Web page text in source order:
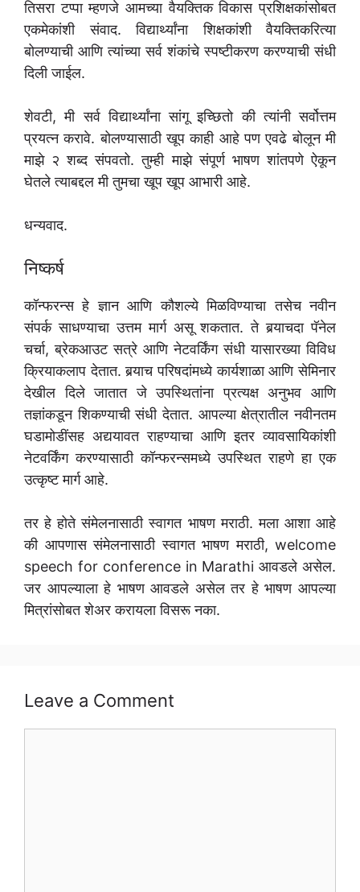
तिसरा टप्पा म्हणजे आमच्या वैयक्तिक विकास प्रशिक्षकांसोबत
एकमेकांशी संवाद. विद्यार्थ्यांना शिक्षकांशी वैयक्तिकरित्या
बोलण्याची आणि त्यांच्या सर्व शंकांचे स्पष्टीकरण करण्याची संधी
दिली जाईल.
शेवटी, मी सर्व विद्यार्थ्यांना सांगू इच्छितो की त्यांनी सर्वोत्तम
प्रयत्न करावे. बोलण्यासाठी खूप काही आहे पण एवढे बोलून मी
माझे २ शब्द संपवतो. तुम्ही माझे संपूर्ण भाषण शांतपणे ऐकून
घेतले त्याबद्दल मी तुमचा खूप खूप आभारी आहे.
धन्यवाद.
निष्कर्ष
कॉन्फरन्स हे ज्ञान आणि कौशल्ये मिळविण्याचा तसेच नवीन
संपर्क साधण्याचा उत्तम मार्ग असू शकतात. ते बर्‍याचदा पॅनेल
चर्चा, ब्रेकआउट सत्रे आणि नेटवर्किंग संधी यासारख्या विविध
क्रियाकलाप देतात. बर्‍याच परिषदांमध्ये कार्यशाळा आणि सेमिनार
देखील दिले जातात जे उपस्थितांना प्रत्यक्ष अनुभव आणि
तज्ञांकडून शिकण्याची संधी देतात. आपल्या क्षेत्रातील नवीनतम
घडामोडींसह अद्ययावत राहण्याचा आणि इतर व्यावसायिकांशी
नेटवर्किंग करण्यासाठी कॉन्फरन्समध्ये उपस्थित राहणे हा एक
उत्कृष्ट मार्ग आहे.
तर हे होते संमेलनासाठी स्वागत भाषण मराठी. मला आशा आहे
की आपणास संमेलनासाठी स्वागत भाषण मराठी, welcome
speech for conference in Marathi आवडले असेल.
जर आपल्याला हे भाषण आवडले असेल तर हे भाषण आपल्या
मित्रांसोबत शेअर करायला विसरू नका.
Leave a Comment